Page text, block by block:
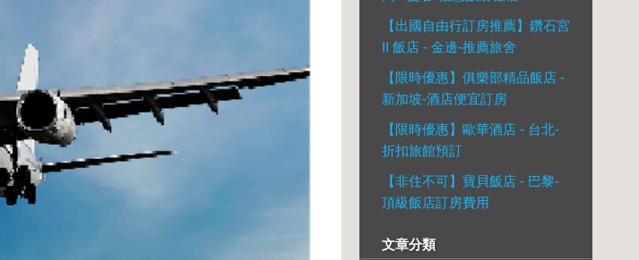
【出國自由行訂房推薦】鑽石宮
II 飯店 - 金邊-推薦旅舍
【限時優惠】俱樂部精品飯店 -
新加坡-酒店便宜訂房
【限時優惠】歐華酒店 - 台北-
折扣旅館預訂
【非住不可】寶貝飯店 - 巴黎-
頂級飯店訂房費用
文章分類